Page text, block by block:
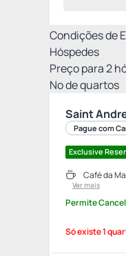
Condições de
Hóspedes
Preço para2
Nº de quartos
Saint
Pague com
Exclusive
Café da
Ver mais
Permite
Só existe 1